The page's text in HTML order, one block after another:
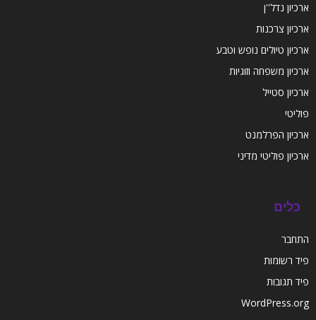
ארכיון נדל''ן
ארכיון צרכנות
ארכיון טיולים נופש וטבע
ארכיון משפחה וזוגיות
ארכיון סטייל
פוליטי
ארכיון הפרלמנט
ארכיון פוליטי מדיני
כלים
התחבר
פיד רשומות
פיד תגובות
WordPress.org